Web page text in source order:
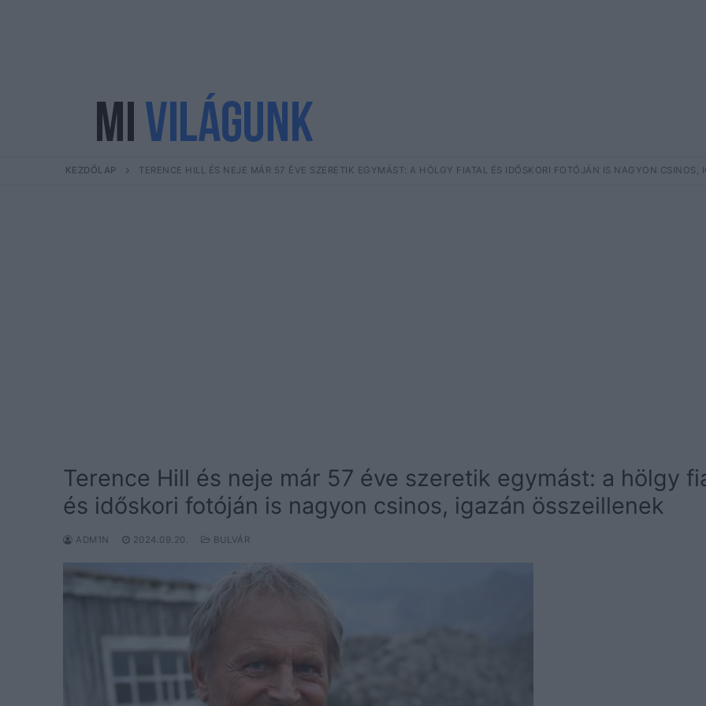
KEZDŐLAP TERENCE HILL ÉS NEJE MÁR 57 ÉVE SZERETIK EGYMÁST: A HÖLGY FIATAL ÉS IDŐSKORI FOTÓJÁN IS NAGYON CSINOS,
Terence Hill és neje már 57 éve szeretik egymást: a hölgy
és időskori fotóján is nagyon csinos, igazán összeillenek
ADM1N 2024.09.20. BULVÁR